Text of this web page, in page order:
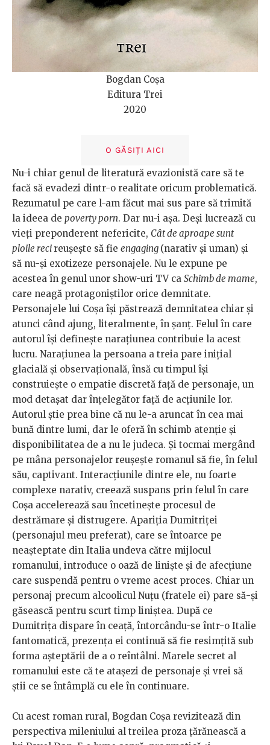
Bogdan Coșa
Editura Trei
2020
O GĂSIȚI AICI
Nu-i chiar genul de literatură evazionistă care să te
facă să evadezi dintr-o realitate oricum problematică.
Rezumatul pe care l-am făcut mai sus pare să trimită
la ideea de poverty porn. Dar nu-i așa. Deși lucrează cu
vieți preponderent nefericite, Cât de aproape sunt
ploile reci reușește să fie engaging (narativ și uman) și
să nu-și exotizeze personajele. Nu le expune pe
acestea în genul unor show-uri TV ca Schimb de mame,
care neagă protagoniștilor orice demnitate.
Personajele lui Coșa își păstrează demnitatea chiar și
atunci când ajung, literalmente, în șanț. Felul în care
autorul își definește narațiunea contribuie la acest
lucru. Narațiunea la persoana a treia pare inițial
glacială și observațională, însă cu timpul își
construiește o empatie discretă față de personaje, un
mod detașat dar înțelegător față de acțiunile lor.
Autorul știe prea bine că nu le-a aruncat în cea mai
bună dintre lumi, dar le oferă în schimb atenție și
disponibilitatea de a nu le judeca. Și tocmai mergând
pe mâna personajelor reușește romanul să fie, în felul
său, captivant. Interacțiunile dintre ele, nu foarte
complexe narativ, creează suspans prin felul în care
Coșa accelerează sau încetinește procesul de
destrămare și distrugere. Apariția Dumitriței
(personajul meu preferat), care se întoarce pe
neașteptate din Italia undeva către mijlocul
romanului, introduce o oază de liniște și de afecțiune
care suspendă pentru o vreme acest proces. Chiar un
personaj precum alcoolicul Nuțu (fratele ei) pare să-și
găsească pentru scurt timp liniștea. După ce
Dumitrița dispare în ceață, întorcându-se într-o Italie
fantomatică, prezența ei continuă să fie resimțită sub
forma așteptării de a o reîntâlni. Marele secret al
romanului este că te atașezi de personaje și vrei să
știi ce se întâmplă cu ele în continuare.
Cu acest roman rural, Bogdan Coșa revizitează din
perspectiva mileniului al treilea proza țărănească a